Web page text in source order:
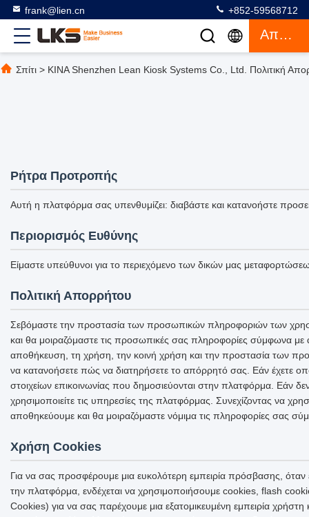
frank@lien.cn +852-59568712
Απόσπασμα
Σπίτι > ΚΙΝΑ Shenzhen Lean Kiosk Systems Co., Ltd. Πολιτική
Ρήτρα Προτροπής
Αυτή η πλατφόρμα σας υπενθυμίζει: διαβάστε και κατανοήστε
Περιορισμός Ευθύνης
Είμαστε υπεύθυνοι για το περιεχόμενο των δικών μας
Πολιτική Απορρήτου
Σεβόμαστε την προστασία των προσωπικών πληροφοριών των
και θα μοιραζόμαστε τις προσωπικές σας πληροφορίες σύμφωνα με
αποθήκευση, τη χρήση, την κοινή χρήση και την προστασία των
να κατανοήσετε πώς να διατηρήσετε το απόρρητό σας. Εάν έχετε
στοιχείων επικοινωνίας που δημοσιεύονται στην πλατφόρμα. Εάν
χρησιμοποιείτε τις υπηρεσίες της πλατφόρμας. Συνεχίζοντας να
αποθηκεύουμε και θα μοιραζόμαστε νόμιμα τις πληροφορίες σας
Χρήση Cookies
Για να σας προσφέρουμε μια ευκολότερη εμπειρία πρόσβασης,
την πλατφόρμα, ενδέχεται να χρησιμοποιήσουμε cookies, flash
Cookies) για να σας παρέχουμε μια εξατομικευμένη εμπειρία